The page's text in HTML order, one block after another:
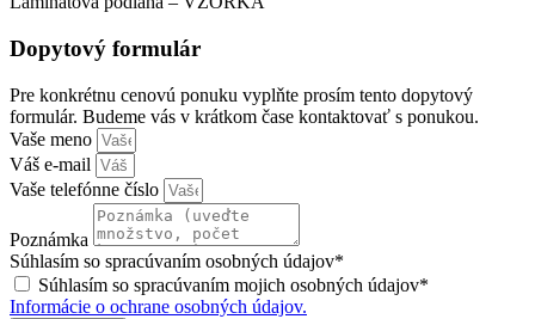
Dopytový formulár
Pre konkrétnu cenovú ponuku vyplňte prosím tento dopytový
formulár. Budeme vás v krátkom čase kontaktovať s ponukou.
Vaše meno
Váš e-mail
Vaše telefónne číslo
Poznámka
Súhlasím so spracúvaním osobných údajov*
Súhlasím so spracúvaním mojich osobných údajov*
Informácie o ochrane osobných údajov.